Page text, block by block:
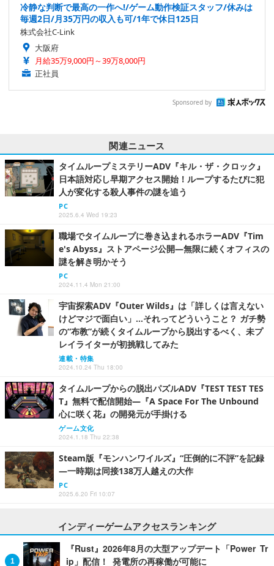
冷静な判断で最高の一作へ!/ゲーム動作検証スタッフ/休みは
毎週2日/月35万円の収入も可/1年で休日125日
株式会社C-Link
大阪府
月給35万9,000円～39万8,000円
正社員
Sponsored by
関連ニュース
タイムループミステリーADV『キル・ザ・クロック』
日本語対応し早期アクセス開始！ループするたびに犯
人が変化する殺人事件の謎を追う
PC
2025.6.4 Wed 19:23
職場でタイムループに巻き込まれるホラーADV『Tim
e's Abyss』ストアページ公開―無限に続くオフィスの
謎を解き明かそう
PC
2024.11.4 Mon 21:00
宇宙探索ADV『Outer Wilds』は「詳しくは言えない
けどマジで面白い」…それってどういうこと？ ガチ勢
の“布教”が続くタイムループから脱出するべく、未プ
レイライターが初挑戦してみた
連載・特集
2024.10.24 Thu 18:00
タイムループからの脱出パズルADV『TEST TEST TES
T』無料で配信開始―『A Space For The Unbound
心に咲く花』の開発元が手掛ける
ゲーム文化
2024.1.18 Thu 22:38
Steam版『モンハンワイルズ』“圧倒的に不評”を記録
―一時期は同接138万人越えの大作
PC
2025.6.20 Fri 10:07
インディーゲームアクセスランキング
『Rust』2026年8月の大型アップデート「Power Tr
ip」配信！ 発電所の再稼働が可能に